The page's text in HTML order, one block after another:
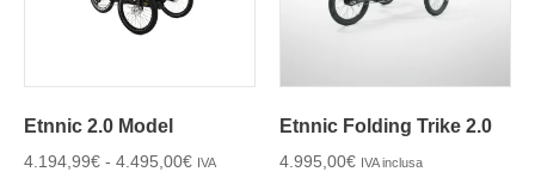
Etnnic 2.0 Model
4.194,99€ - 4.495,00€ IVA
Etnnic Folding Trike 2.0
4.995,00€ IVA inclusa